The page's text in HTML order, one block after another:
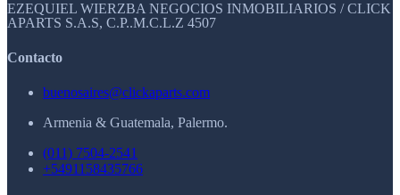
EZEQUIEL WIERZBA NEGOCIOS INMOBILIARIOS / CLICK
APARTS S.A.S, C.P..M.C.L.Z 4507
Contacto
buenosaires@clickaparts.com
Armenia & Guatemala, Palermo.
(011) 7504-2541
+5491158435766